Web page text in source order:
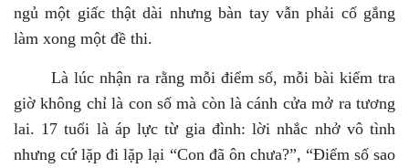
ngủ một giấc thật dài nhưng bàn tay vẫn phải cố gắng
làm xong một đề thi.
Là lúc nhận ra rằng mỗi điểm số, mỗi bài kiểm tra
giờ không chỉ là con số mà còn là cánh cửa mở ra tương
lai. 17 tuổi là áp lực từ gia đình: lời nhắc nhở vô tình
nhưng cứ lặp đi lặp lại “Con đã ôn chưa?”, “Điểm số sao